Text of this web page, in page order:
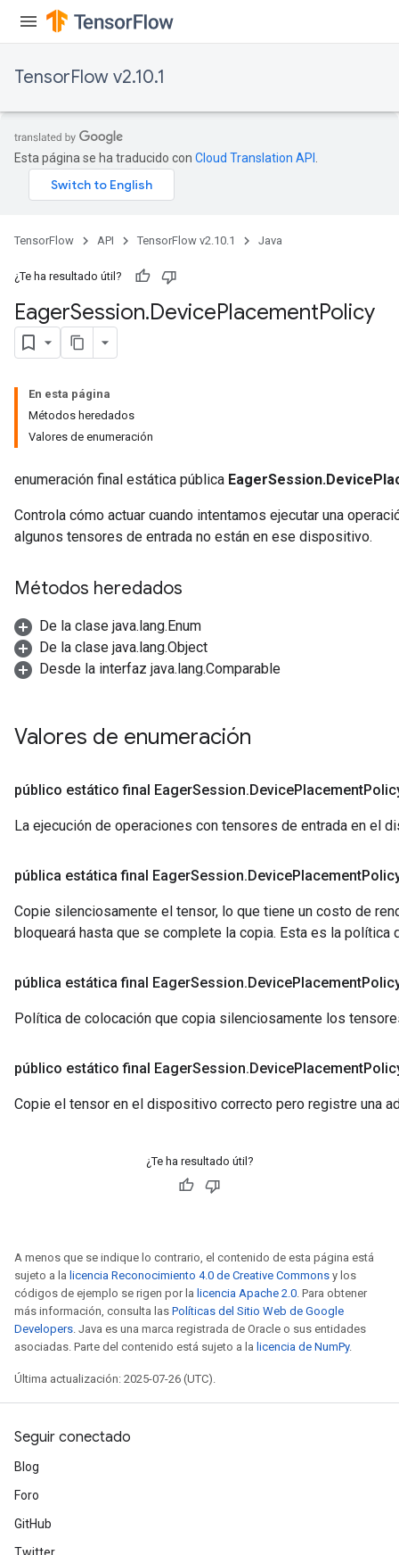
TensorFlow v2.10.1
Esta página se ha traducido con Cloud Translation API
TensorFlow API TensorFlow v2.10.1 Java
¿Te ha resultado útil?
EagerSession.DevicePlacementPolicy
En esta página
Métodos heredados
Valores de enumeración
enumeración final estática pública
Controla cómo actuar cuando intentamos ejecutar una
algunos tensores de entrada no están en ese dispositivo.
Métodos heredados
De la clase java.lang.Enum
De la clase java.lang.Object
Desde la interfaz java.lang.Comparable
Valores de enumeración
público estático final EagerSession.DevicePlacement
La ejecución de operaciones con tensores de entrada en el
pública estática final EagerSession.DevicePlacement
Copie silenciosamente el tensor, lo que tiene un costo de
bloqueará hasta que se complete la copia. Esta es la política
pública estática final EagerSession.DevicePlacement
Política de colocación que copia silenciosamente los
público estático final EagerSession.DevicePlacement
Copie el tensor en el dispositivo correcto pero registre una
¿Te ha resultado útil?
A menos que se indique lo contrario, el contenido de esta página está
sujeto a la licencia Reconocimiento 4.0 de Creative Commons y los
códigos de ejemplo se rigen por la licencia Apache 2.0. Para obtener
más información, consulta las Políticas del Sitio Web de Google
Developers. Java es una marca registrada de Oracle o sus entidades
asociadas. Parte del contenido está sujeto a la licencia de NumPy.
Última actualización: 2025-07-26 (UTC).
Seguir conectado
Blog
Foro
GitHub